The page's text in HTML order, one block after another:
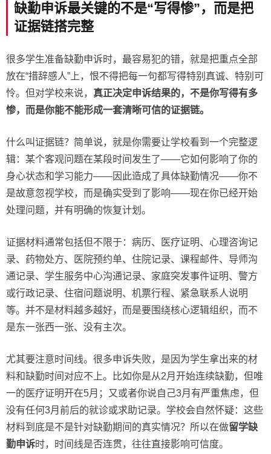
缺勤申诉最关键的不是“写得惨”，而是把
证据链搭完整
很多学生准备缺勤申诉时，最容易犯的错，就是把重点全部
放在“措辞感人”上，恨不得把每一句都写得特别真诚、特别可
怜。但对学校来说， 真正决定申诉结果的，不是你写得有多
惨，而是你能不能形成一套清晰可信的证据链。
什么叫证据链？简单说，就是你需要让学校看到一个完整逻
辑：某个客观问题在某段时间发生了——它如何影响了你的
身心状态和学习能力——因此造成了具体缺勤情况——你不
是故意忽视学校，而是确实受到了影响——现在你已经开始
处理问题，并有明确的恢复计划。
证据材料通常包括但不限于：病历、医疗证明、心理咨询记
录、药物处方、医院预约单、住院记录、课程邮件、导师沟
通记录、学生服务中心沟通记录、家庭突发事件证明、警方
或行政记录、住宿问题说明、机票行程、紧急联系人说明
等。并不是材料越多越好，而是要围绕核心逻辑组织，而不
是东一张西一张、没有主次。
尤其要注意时间线。很多申诉失败，是因为学生拿出来的材
料和缺勤时间对应不上。比如你是从2月开始连续缺勤，但唯
一的医疗证明开在5月；又或者你说自己3月有严重焦虑，但
没有任何3月前后的就诊或求助记录。学校会自然怀疑：这些
材料到底是不是针对缺勤期间的真实情况？所以在做留学缺
勤申诉时，时间线是否连贯，往往直接影响可信度。